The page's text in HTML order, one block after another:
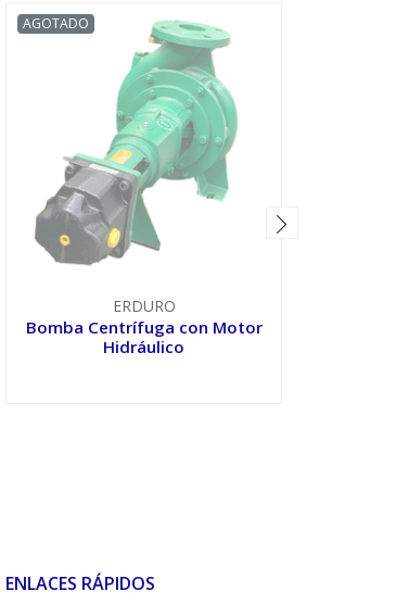
AGOTADO
ERDURO
Bomba Centrífuga con Motor
Hidráulico
ENLACES RÁPIDOS